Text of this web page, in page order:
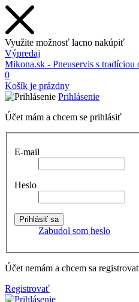
Využite možnosť lacno nakúpiť
Výpredaj
Mikona.sk - Pneuservis s tradíciou
0
Košík je prázdny
Prihlásenie
Účet mám a chcem se prihlásiť
E-mail
Heslo
Zabudol som heslo
Účet nemám a chcem sa
Registrovať